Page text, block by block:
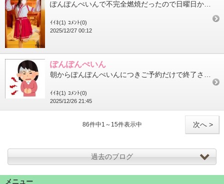
ｲｲﾈ(1) ｺﾒﾝﾄ(0)
2025/12/27 00:12
ぽんぽんぺいん
ｲｲﾈ(1) ｺﾒﾝﾄ(0)
2025/12/26 21:45
次へ >
86件中1～15件表示中
過去のブログ
メニュー